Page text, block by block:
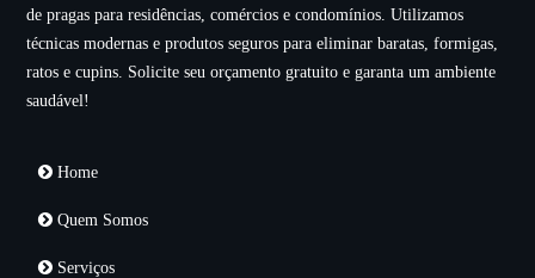
de pragas para residências, comércios e condomínios. Utilizamos
técnicas modernas e produtos seguros para eliminar baratas, formigas,
ratos e cupins. Solicite seu orçamento gratuito e garanta um ambiente
saudável!
Home
Quem Somos
Serviços